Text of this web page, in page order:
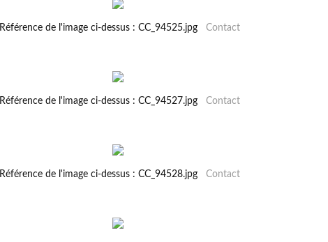
Référence de l'image ci-dessus : CC_94525.jpg Contact
Référence de l'image ci-dessus : CC_94527.jpg Contact
Référence de l'image ci-dessus : CC_94528.jpg Contact